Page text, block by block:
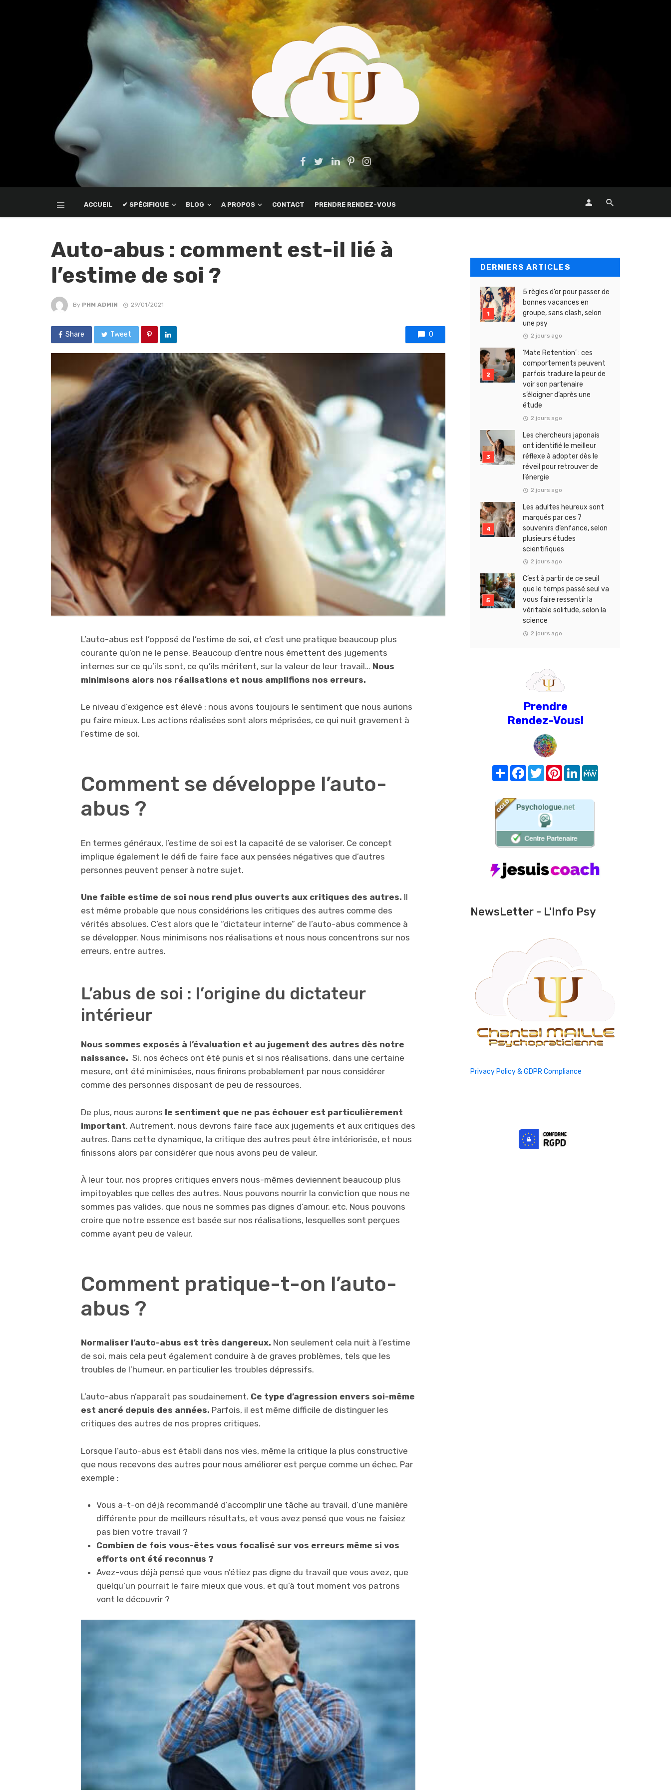
ACCUEIL ✔ SPÉCIFIQUE BLOG A PROPOS CONTACT PRENDRE RENDEZ-VOUS
Auto-abus : comment est-il lié à
l’estime de soi ?
By PHM ADMIN 29/01/2021
Share Tweet 0
L’auto-abus est l’opposé de l’estime de soi, et c’est une pratique beaucoup plus
courante qu’on ne le pense. Beaucoup d’entre nous émettent des jugements
internes sur ce qu’ils sont, ce qu’ils méritent, sur la valeur de leur travail… Nous
minimisons alors nos réalisations et nous amplifions nos erreurs.
Le niveau d’exigence est élevé : nous avons toujours le sentiment que nous aurions
pu faire mieux. Les actions réalisées sont alors méprisées, ce qui nuit gravement à
l’estime de soi.
Comment se développe l’auto-
abus ?
En termes généraux, l’estime de soi est la capacité de se valoriser. Ce concept
implique également le défi de faire face aux pensées négatives que d’autres
personnes peuvent penser à notre sujet.
Une faible estime de soi nous rend plus ouverts aux critiques des autres. Il
est même probable que nous considérions les critiques des autres comme des
vérités absolues. C’est alors que le “dictateur interne” de l’auto-abus commence à
se développer. Nous minimisons nos réalisations et nous nous concentrons sur nos
erreurs, entre autres.
L’abus de soi : l’origine du dictateur
intérieur
Nous sommes exposés à l’évaluation et au jugement des autres dès notre
naissance. Si, nos échecs ont été punis et si nos réalisations, dans une certaine
mesure, ont été minimisées, nous finirons probablement par nous considérer
comme des personnes disposant de peu de ressources.
De plus, nous aurons le sentiment que ne pas échouer est particulièrement
important. Autrement, nous devrons faire face aux jugements et aux critiques des
autres. Dans cette dynamique, la critique des autres peut être intériorisée, et nous
finissons alors par considérer que nous avons peu de valeur.
À leur tour, nos propres critiques envers nous-mêmes deviennent beaucoup plus
impitoyables que celles des autres. Nous pouvons nourrir la conviction que nous ne
sommes pas valides, que nous ne sommes pas dignes d’amour, etc. Nous pouvons
croire que notre essence est basée sur nos réalisations, lesquelles sont perçues
comme ayant peu de valeur.
Comment pratique-t-on l’auto-
abus ?
Normaliser l’auto-abus est très dangereux. Non seulement cela nuit à l’estime
de soi, mais cela peut également conduire à de graves problèmes, tels que les
troubles de l’humeur, en particulier les troubles dépressifs.
L’auto-abus n’apparaît pas soudainement. Ce type d’agression envers soi-même
est ancré depuis des années. Parfois, il est même difficile de distinguer les
critiques des autres de nos propres critiques.
Lorsque l’auto-abus est établi dans nos vies, même la critique la plus constructive
que nous recevons des autres pour nous améliorer est perçue comme un échec. Par
exemple :
Vous a-t-on déjà recommandé d’accomplir une tâche au travail, d’une manière
différente pour de meilleurs résultats, et vous avez pensé que vous ne faisiez
pas bien votre travail ?
Combien de fois vous-êtes vous focalisé sur vos erreurs même si vos
efforts ont été reconnus ?
Avez-vous déjà pensé que vous n’étiez pas digne du travail que vous avez, que
quelqu’un pourrait le faire mieux que vous, et qu’à tout moment vos patrons
vont le découvrir ?
DERNIERS ARTICLES
5 règles d’or pour passer de
bonnes vacances en
groupe, sans clash, selon
une psy
2 jours ago
‘Mate Retention’ : ces
comportements peuvent
parfois traduire la peur de
voir son partenaire
s’éloigner d’après une
étude
2 jours ago
Les chercheurs japonais
ont identifié le meilleur
réflexe à adopter dès le
réveil pour retrouver de
l’énergie
2 jours ago
Les adultes heureux sont
marqués par ces 7
souvenirs d’enfance, selon
plusieurs études
scientifiques
2 jours ago
C’est à partir de ce seuil
que le temps passé seul va
vous faire ressentir la
véritable solitude, selon la
science
2 jours ago
Prendre
Rendez-Vous!
Share FacebookTwitterPinterest
LinkedIn
NewsLetter - L'Info Psy
Privacy Policy & GDPR Compliance